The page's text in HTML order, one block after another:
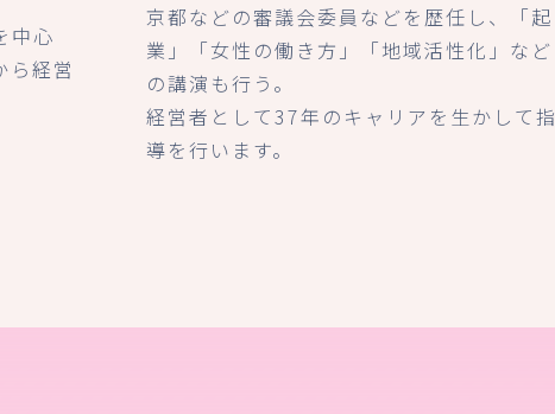
中心
ら経営
京都などの審議会委員などを歴任し、「起
業」「女性の働き方」「地域活性化」など
の講演も行う。
経営者として37年のキャリアを生かして指
導を行います。